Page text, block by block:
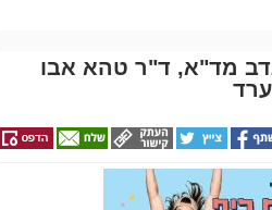
שבע: הפגנה יצרית וסוערת מתקיימת
לפני פתיחתה של אחת מישיבות
האחרונה. על סדר היום עומדת
סגן ראש העיר, שמעון טובול, על רקע
מד"א, ד"ר טהא אבו